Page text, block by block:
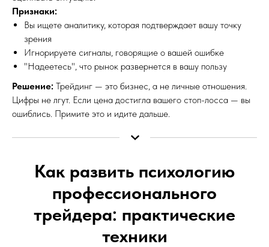
Признаки:
Вы ищете аналитику, которая подтверждает вашу точку
зрения
Игнорируете сигналы, говорящие о вашей ошибке
"Надеетесь", что рынок развернется в вашу пользу
Решение: Трейдинг — это бизнес, а не личные отношения.
Цифры не лгут. Если цена достигла вашего стоп-лосса — вы
ошиблись. Примите это и идите дальше.
Как развить психологию
профессионального
трейдера: практические
техники